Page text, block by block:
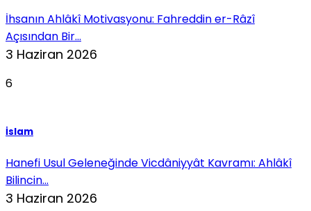
İhsanın Ahlâkî Motivasyonu: Fahreddin er-Râzî
Açısından Bir...
3 Haziran 2026
6
İslam
Hanefi Usul Geleneğinde Vicdâniyyât Kavramı: Ahlâkî
Bilincin...
3 Haziran 2026